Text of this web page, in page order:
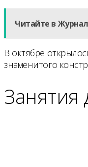
Читайте в
В октябре
знаменитого
Занятия